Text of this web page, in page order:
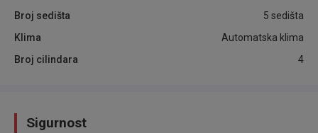
Broj sedišta
5 sedišta
Klima
Automatska klima
Broj cilindara
4
Sigurnost